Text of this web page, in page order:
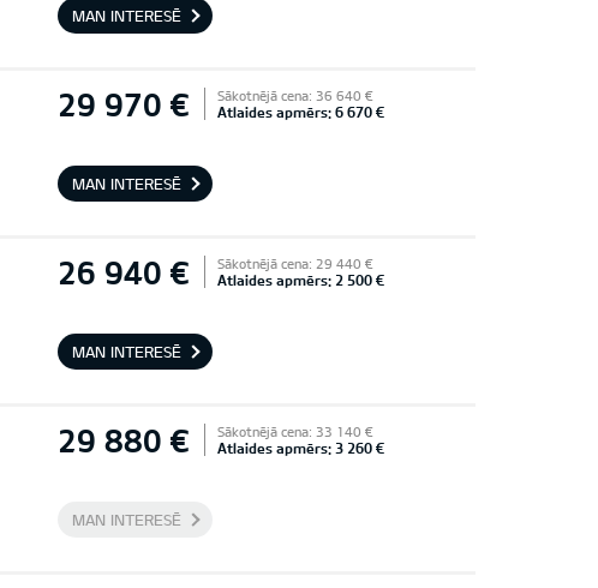
MAN INTERESĒ
29 970 € Sākotnējā cena: 36 640 €
Atlaides apmērs: 6 670 €
MAN INTERESĒ
26 940 € Sākotnējā cena: 29 440 €
Atlaides apmērs: 2 500 €
MAN INTERESĒ
29 880 € Sākotnējā cena: 33 140 €
Atlaides apmērs: 3 260 €
MAN INTERESĒ